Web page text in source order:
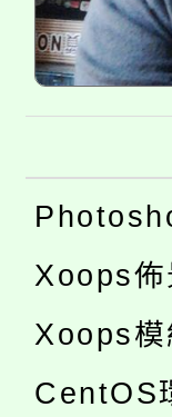
Xoops佈
Xoops模
CentOS